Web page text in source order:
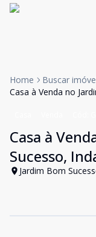
Home
Buscar
Casa à Venda no
Casa à
Sucesso,
Jardim Bom